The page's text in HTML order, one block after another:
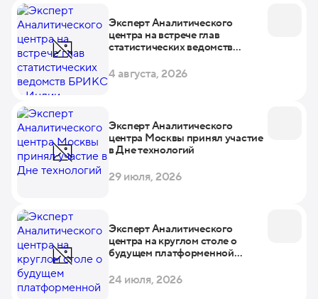
Эксперт Аналитического
центра на встрече глав
статистических ведомств
4 августа, 2026
Эксперт Аналитического
центра Москвы принял участие
в Дне технологий
29 июля, 2026
Эксперт Аналитического
центра на круглом столе о
будущем платформенной
24 июля, 2026